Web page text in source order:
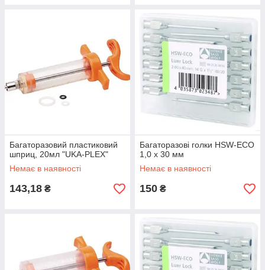
Багаторазовий пластиковий
шприц, 20мл "UKA-PLEX"
Немає в наявності
143,18 ₴
Багаторазові голки HSW-ECO
1,0 х 30 мм
Немає в наявності
150 ₴